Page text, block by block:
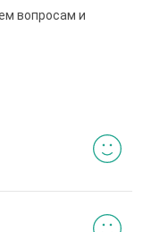
вопросам и